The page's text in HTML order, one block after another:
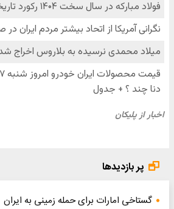
پر بازدیدها
گستاخی امارات برای حمله زمینی به ایران